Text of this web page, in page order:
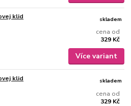
klid
cena od
329 Kč
skladem
Více variant
klid
cena od
329 Kč
skladem